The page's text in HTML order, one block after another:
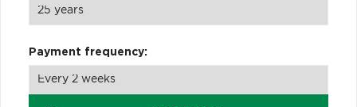
Payment frequency: